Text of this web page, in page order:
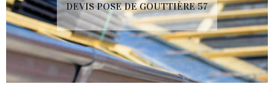
DEVIS POSE DE GOUTTIÈRE 57